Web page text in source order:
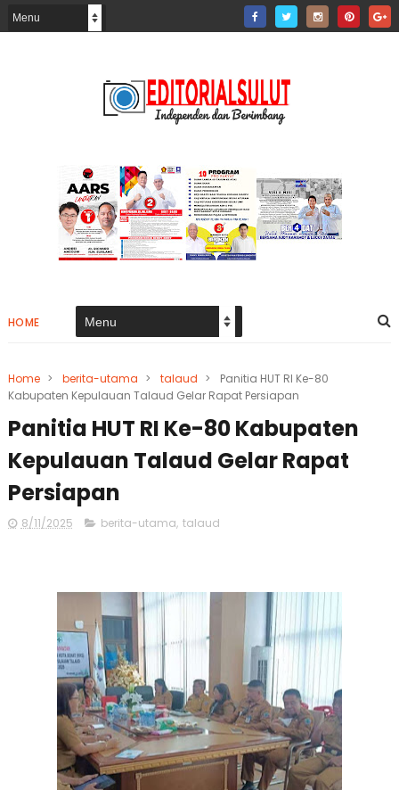
HOME
Home > berita-utama > talaud >
Panitia HUT RI Ke-80
Kabupaten Kepulauan Talaud Gelar Rapat Persiapan
Panitia HUT RI Ke-80 Kabupaten
Kepulauan Talaud Gelar Rapat
Persiapan
8/11/2025 berita-utama, talaud